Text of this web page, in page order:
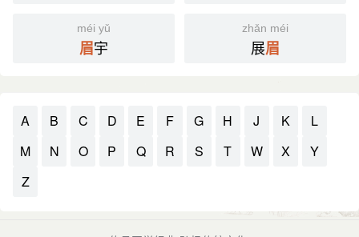
méi yǔ
眉宇
zhǎn méi
展眉
A B C D E F G H J K
L
M
N O P Q R S T W X
Y
Z